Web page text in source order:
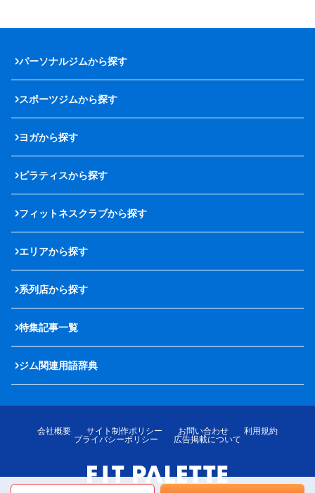
パーソナルジムから探す
スポーツジムから探す
ヨガから探す
ピラティスから探す
フィットネスクラブから探す
エリアから探す
系列店から探す
特集記事一覧
ジム関連用語辞典
会社概要 サイト制作ポリシー お問い合わせ
利用規約
プライバシーポリシー
広告掲載について